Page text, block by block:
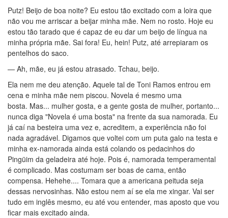
Putz! Beijo de boa noite? Eu estou tão excitado com a loira que
não vou me arriscar a beijar minha mãe. Nem no rosto. Hoje eu
estou tão tarado que é capaz de eu dar um beijo de língua na
minha própria mãe. Sai fora! Eu, hein! Putz, até arrepiaram os
pentelhos do saco.
— Ah, mãe, eu já estou atrasado. Tchau, beijo.
Ela nem me deu atenção. Aquele tal de Toni Ramos entrou em
cena e minha mãe nem piscou. Novela é mesmo uma
bosta. Mas... mulher gosta, e a gente gosta de mulher, portanto...
nunca diga "Novela é uma bosta" na frente da sua namorada. Eu
já caí na besteira uma vez e, acreditem, a experiência não foi
nada agradável. Digamos que voltei com um puta galo na testa e
minha ex-namorada ainda está colando os pedacinhos do
Pingüim da geladeira até hoje. Pois é, namorada temperamental
é complicado. Mas costumam ser boas de cama, então
compensa. Hehehe.... Tomara que a americana peituda seja
dessas nervosinhas. Não estou nem aí se ela me xingar. Vai ser
tudo em inglês mesmo, eu até vou entender, mas aposto que vou
ficar mais excitado ainda.